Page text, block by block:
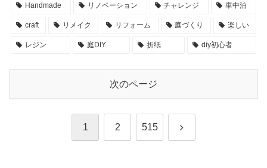
Handmade リノベーション チャレンジ 車中泊
craft リメイク リフォーム 庭づくり 楽しい
レジン 庭DIY 折纸 diy初心者
次のページ
1 2 515 次